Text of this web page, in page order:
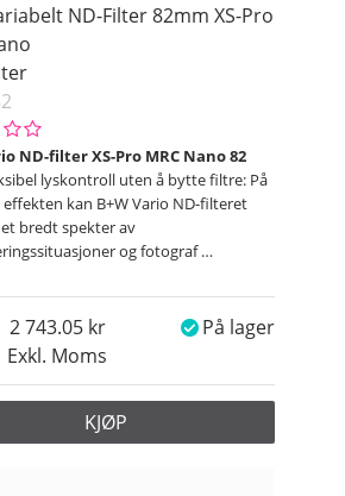
ND-Filter 82mm XS-Pro
ND-filter XS-Pro MRC Nano 82
lyskontroll uten å bytte filtre: På
kan B+W Vario ND-filteret
bredt spekter av
og fotograf…
Exkl. Moms
2 743.05 På lager
KJØP